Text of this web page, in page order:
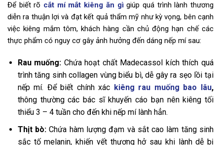
Để biết rõ cắt mí mắt kiêng ăn gìgiúp quá trình lành thương
diễn ra thuận lợi và đạt kết quả thẩm mỹ như kỳ vọng, bên cạnh
việc kiêng mắm tôm, khách hàng cần chủ động hạn chế các
thực phẩm có nguy cơ gây ảnh hưởng đến dáng nếp mí sau:
Rau muống: Chứa hoạt chất Madecassol kích thích quá
trình tăng sinh collagen vùng biểu bì, dễ gây ra sẹo lồi tại
nếp mí. Để biết chính xác kiêng rau muống bao lâu,
thông thường các bác sĩ khuyến cáo bạn nên kiêng tối
thiểu 3 – 4 tuần cho đến khi nếp mí lành hẳn.
Thịt bò:Chứa hàm lượng đạm và sắt cao làm tăng sinh
sắc tố melanin, khiến vết thương hở sau khi lành dễ bị